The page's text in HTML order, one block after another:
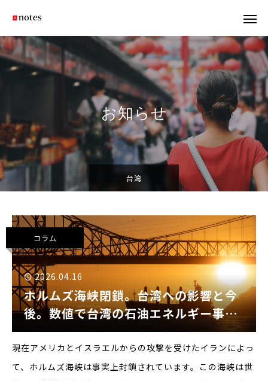
お知らせ
台湾
コラム
2026.04.16
ホルムズ海峡閉鎖。台湾への影響と今
後。数値で台湾の石油エネルギー事情
を見る
現在アメリカとイスラエルからの攻撃を受けたイランによっ
て、ホルムズ海峡は事実上封鎖されています。この海峡は世